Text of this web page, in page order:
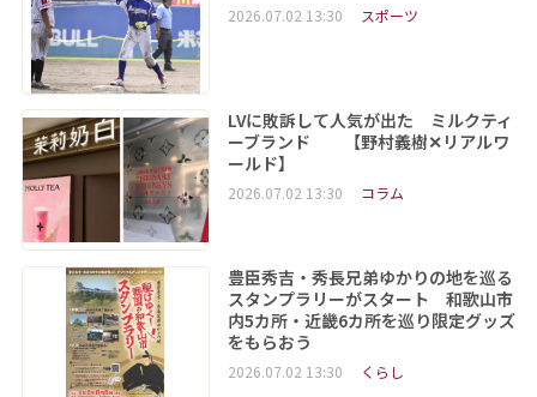
2026.07.02 13:30 スポーツ
LVに敗訴して人気が出た ミルクティ
ーブランド 【野村義樹✕リアルワ
ールド】
2026.07.02 13:30 コラム
豊臣秀吉・秀長兄弟ゆかりの地を巡る
スタンプラリーがスタート 和歌山市
内5カ所・近畿6カ所を巡り限定グッズ
をもらおう
2026.07.02 13:30 くらし